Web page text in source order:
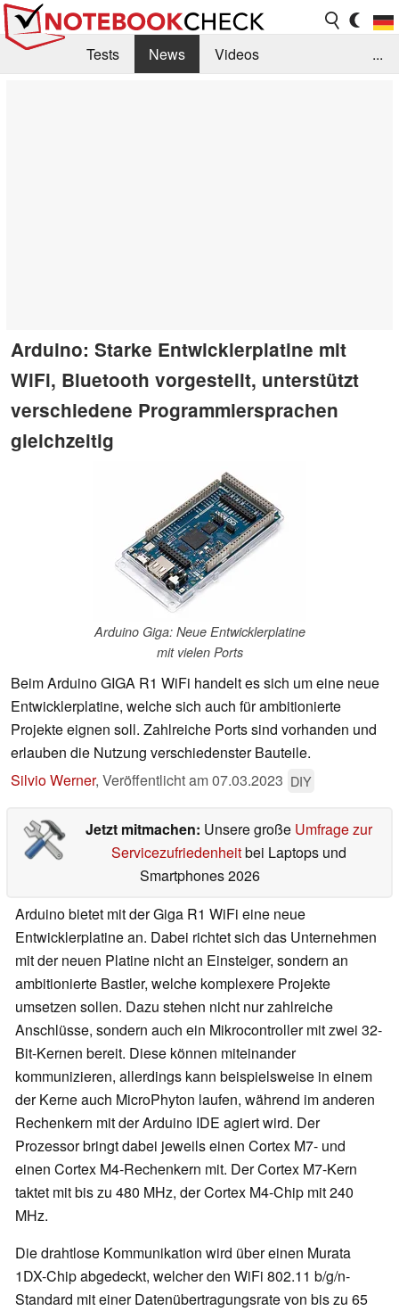
Tests News
Videos
...
Arduino: Starke Entwicklerplatine mit
WiFi, Bluetooth vorgestellt, unterstützt
verschiedene Programmiersprachen
gleichzeitig
Arduino Giga: Neue Entwicklerplatine
mit vielen Ports
Beim Arduino GIGA R1 WiFi handelt es sich um eine neue
Entwicklerplatine, welche sich auch für ambitionierte
Projekte eignen soll. Zahlreiche Ports sind vorhanden und
erlauben die Nutzung verschiedenster Bauteile.
Silvio Werner, Veröffentlicht am07.03.2023 DIY
Jetzt mitmachen: Unsere große Umfrage zur
Servicezufriedenheitbei Laptops und
Smartphones 2026
Arduino bietet mit der Giga R1 WiFi eine neue
Entwicklerplatine an. Dabei richtet sich das Unternehmen
mit der neuen Platine nicht an Einsteiger, sondern an
ambitionierte Bastler, welche komplexere Projekte
umsetzen sollen. Dazu stehen nicht nur zahlreiche
Anschlüsse, sondern auch ein Mikrocontroller mit zwei 32-
Bit-Kernen bereit. Diese können miteinander
kommunizieren, allerdings kann beispielsweise in einem
der Kerne auch MicroPhyton laufen, während im anderen
Rechenkern mit der Arduino IDE agiert wird. Der
Prozessor bringt dabei jeweils einen Cortex M7- und
einen Cortex M4-Rechenkern mit. Der Cortex M7-Kern
taktet mit bis zu 480 MHz, der Cortex M4-Chip mit 240
MHz.
Die drahtlose Kommunikation wird über einen Murata
1DX-Chip abgedeckt, welcher den WiFi 802.11 b/g/n-
Standard mit einer Datenübertragungsrate von bis zu 65